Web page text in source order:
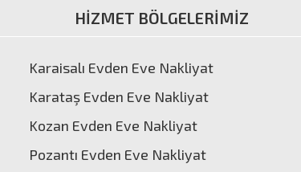
HİZMET BÖLGELERİMİZ
Karaisalı Evden Eve Nakliyat
Karataş Evden Eve Nakliyat
Kozan Evden Eve Nakliyat
Pozantı Evden Eve Nakliyat